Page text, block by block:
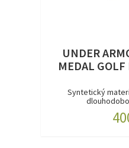
UNDER
MEDAL GOLF
Syntetický